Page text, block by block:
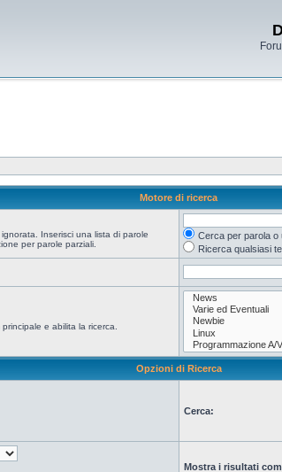
Motore di ricerca
Inserisci una lista di parole
per parole parziali.
Cerca per parola o
Ricerca qualsiasi
e abilita la ricerca.
Opzioni di Ricerca
Cerca:
Mostra i risultati